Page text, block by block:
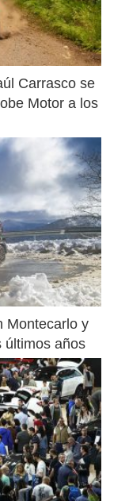
Carrasco se
Motor a los
Montecarlo y
últimos años